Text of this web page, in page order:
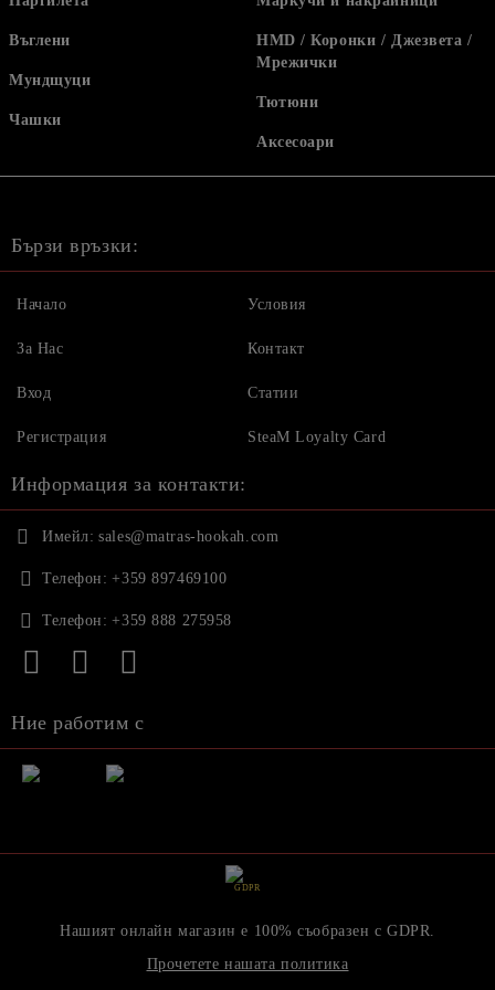
Въглени
Мундщуци
Чашки
HMD / Коронки / Джезвета /
Мрежички
Тютюни
Аксесоари
Бързи връзки:
Начало
За Нас
Вход
Регистрация
Условия
Контакт
Статии
SteaM Loyalty Card
Информация за контакти:
Имейл: sales@matras-hookah.com
Телефон: +359 897469100
Телефон: +359 888 275958
Ние работим с
GDPR
Нашият онлайн магазин е 100% съобразен с GDPR.
Прочетете нашата политика